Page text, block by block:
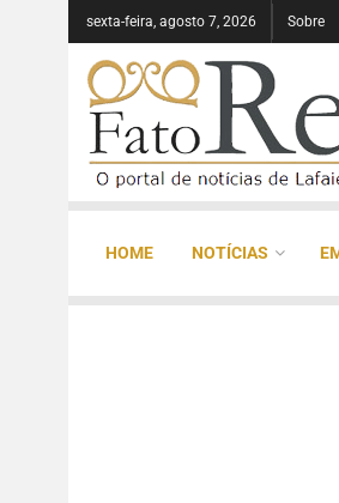
sexta-feira, agosto 7, 2026 Sobre
HOME NOTÍCIAS